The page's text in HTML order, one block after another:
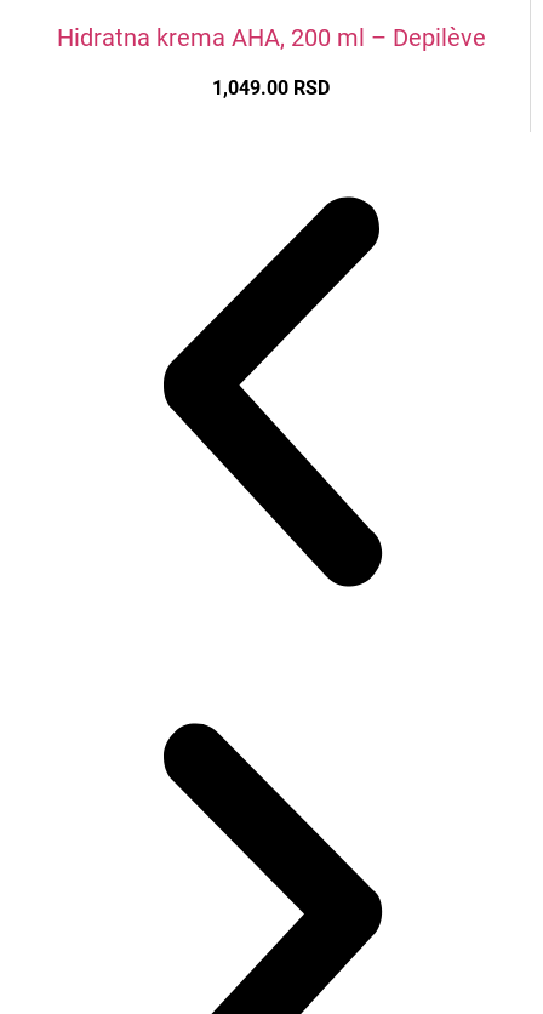
Hidratna krema AHA, 200 ml – Depilève
1,049.00 RSD